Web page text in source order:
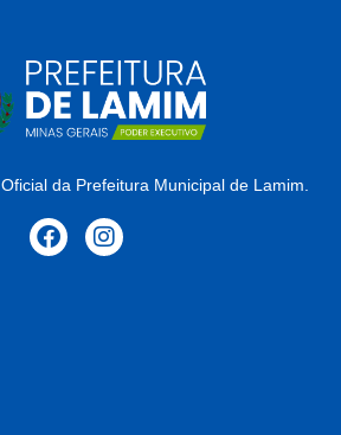
da Prefeitura Municipal de Lamim.